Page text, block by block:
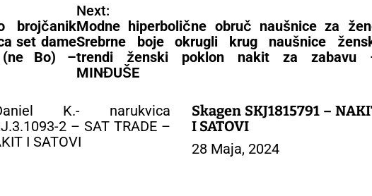
brojčanik
set dame
Bo) –
Next:
Modne hiperbolične obruč naušnice za
Srebrne boje okrugli krug naušnice
trendi ženski poklon nakit za zabavu
MINĐUŠE
Skagen SKJ1815791 –
I SATOVI
28 Maja, 2024